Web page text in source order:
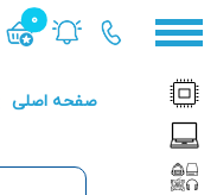
0
محصول افزوده شده به سبد
صفحه اصلی